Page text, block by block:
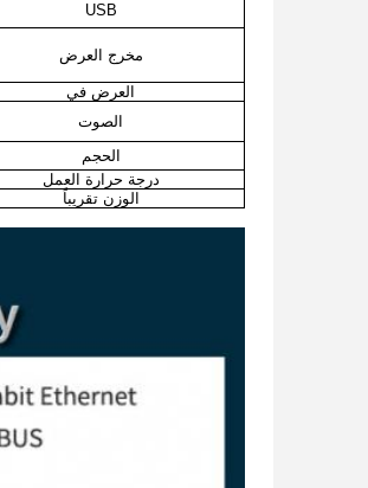
USB
مخرج العرض
العرض في
الصوت
الحجم
درجة حرارة العمل
الوزن تقريباً